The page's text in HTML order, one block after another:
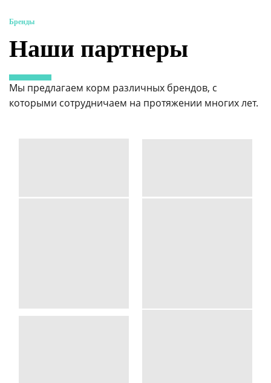
Бренды
Наши партнеры
Мы предлагаем корм различных брендов, с
которыми сотрудничаем на протяжении многих лет.